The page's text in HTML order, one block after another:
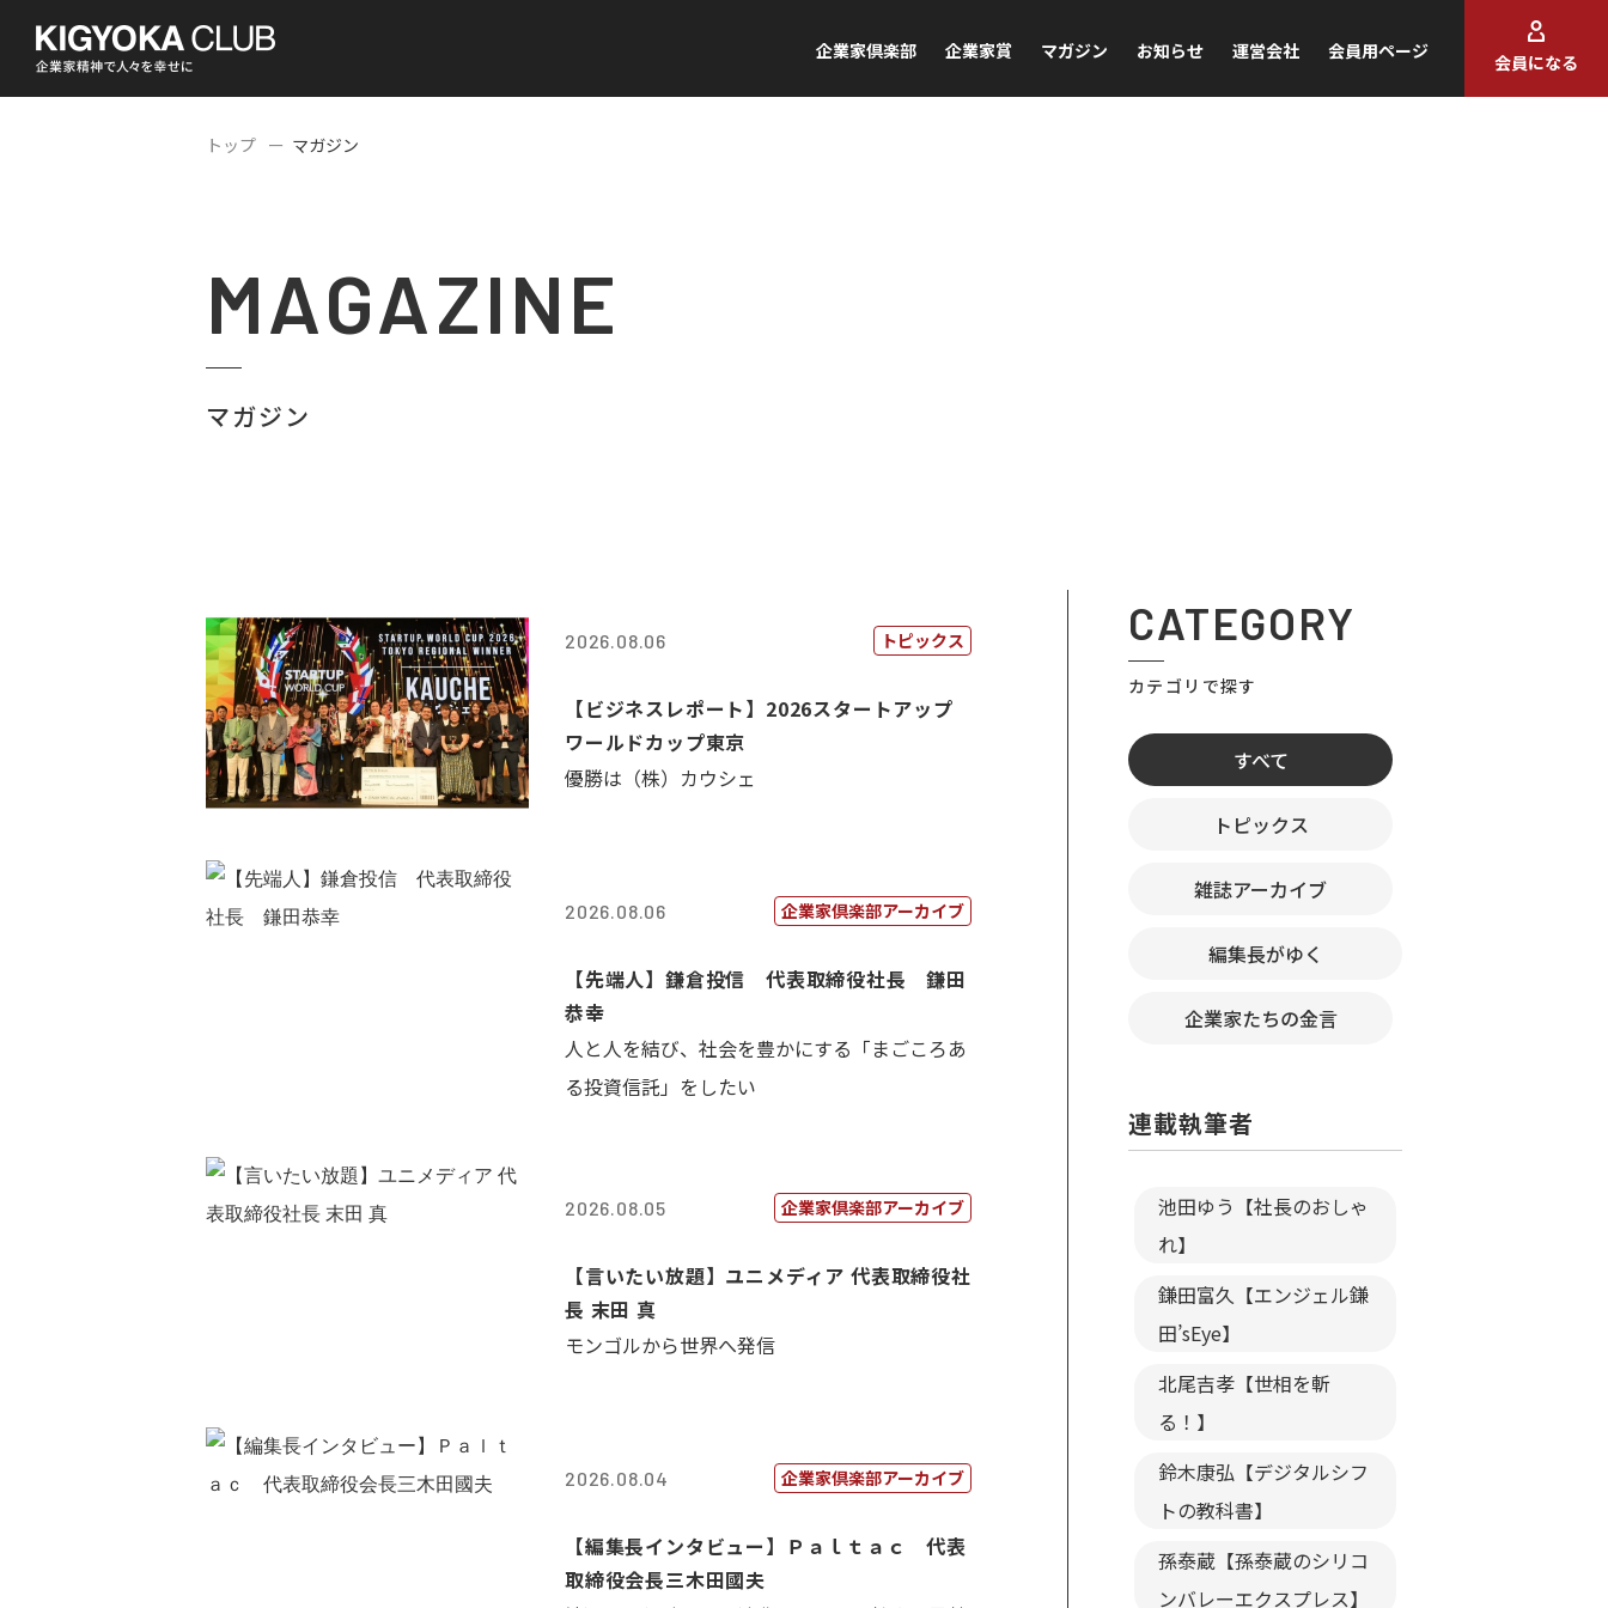
企業家倶楽部 企業家賞 マガジン お知らせ 運営会社 会員用ページ
会員になる
トップ マガジン
MAGAZINE
マガジン
2026.08.06 トピックス
【ビジネスレポート】2026スタートアップ
ワールドカップ東京
優勝は（株）カウシェ
2026.08.06 企業家倶楽部アーカイブ
【先端人】鎌倉投信 代表取締役社長 鎌田
恭幸
人と人を結び、社会を豊かにする「まごころあ
る投資信託」をしたい
2026.08.05 企業家倶楽部アーカイブ
【言いたい放題】ユニメディア 代表取締役社
長 末田 真
モンゴルから世界へ発信
2026.08.04 企業家倶楽部アーカイブ
【編集長インタビュー】Ｐａｌｔａｃ 代表
取締役会長三木田國夫
CATEGORY
カテゴリで探す
すべて
トピックス
雑誌アーカイブ
編集長がゆく
企業家たちの金言
連載執筆者
池田ゆう【社長のおしゃ
れ】
鎌田富久【エンジェル鎌
田’sEye】
北尾吉孝【世相を斬
る！】
鈴木康弘【デジタルシフ
トの教科書】
孫泰蔵【孫泰蔵のシリコ
ンバレーエクスプレス】